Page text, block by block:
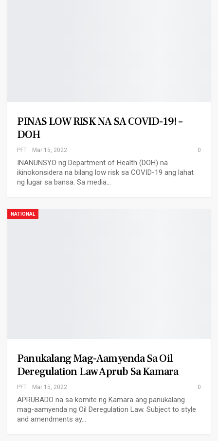
PINAS LOW RISK NA SA COVID-19! –
DOH
PFT Mar 15, 2022 0
INANUNSYO ng Department of Health (DOH) na
ikinokonsidera na bilang low risk sa COVID-19 ang lahat
ng lugar sa bansa. Sa media…
NATIONAL
Panukalang Mag-Aamyenda Sa Oil
Deregulation Law Aprub Sa Kamara
PFT Mar 15, 2022 0
APRUBADO na sa komite ng Kamara ang panukalang
mag-aamyenda ng Oil Deregulation Law. Subject to style
and amendments ay…